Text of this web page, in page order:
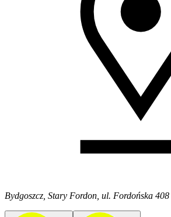
Bydgoszcz, Stary Fordon, ul. Fordońska 408